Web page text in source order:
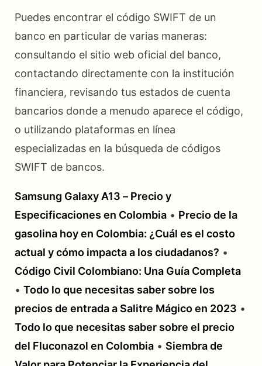
Puedes encontrar el código SWIFT de un
banco en particular de varias maneras:
consultando el sitio web oficial del banco,
contactando directamente con la institución
financiera, revisando tus estados de cuenta
bancarios donde a menudo aparece el código,
o utilizando plataformas en línea
especializadas en la búsqueda de códigos
SWIFT de bancos.
Samsung Galaxy A13 – Precio y
Especificaciones en Colombia • Precio de la
gasolina hoy en Colombia: ¿Cuál es el costo
actual y cómo impacta a los ciudadanos? •
Código Civil Colombiano: Una Guía Completa
• Todo lo que necesitas saber sobre los
precios de entrada a Salitre Mágico en 2023 •
Todo lo que necesitas saber sobre el precio
del Fluconazol en Colombia • Siembra de